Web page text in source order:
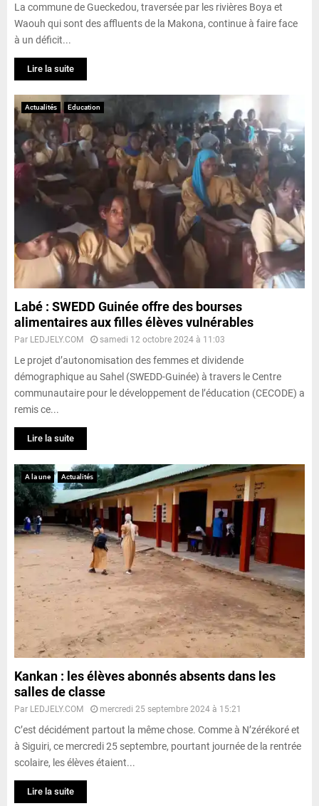
La commune de Gueckedou, traversée par les rivières Boya et
Waouh qui sont des affluents de la Makona, continue à faire face
à un déficit...
Lire la suite
Actualités Education
Labé : SWEDD Guinée offre des bourses
alimentaires aux filles élèves vulnérables
Par LEDJELY.COM samedi 12 octobre 2024 à 11:03
Le projet d’autonomisation des femmes et dividende
démographique au Sahel (SWEDD-Guinée) à travers le Centre
communautaire pour le développement de l’éducation (CECODE) a
remis ce...
Lire la suite
A la une Actualités
Kankan : les élèves abonnés absents dans les
salles de classe
Par LEDJELY.COM mercredi 25 septembre 2024 à 15:21
C’est décidément partout la même chose. Comme à N’zérékoré et
à Siguiri, ce mercredi 25 septembre, pourtant journée de la rentrée
scolaire, les élèves étaient...
Lire la suite